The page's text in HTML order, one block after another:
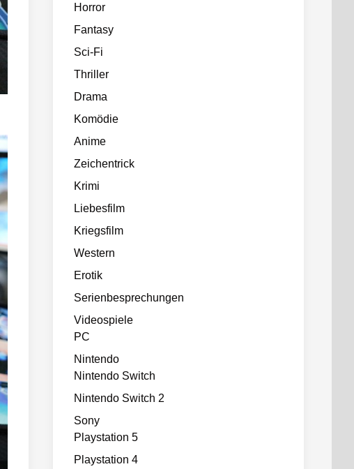
Horror
Fantasy
Sci-Fi
Thriller
Drama
Komödie
Anime
Zeichentrick
Krimi
Liebesfilm
Kriegsfilm
Western
Erotik
Serienbesprechungen
Videospiele
PC
Nintendo
Nintendo Switch
Nintendo Switch 2
Sony
Playstation 5
Playstation 4